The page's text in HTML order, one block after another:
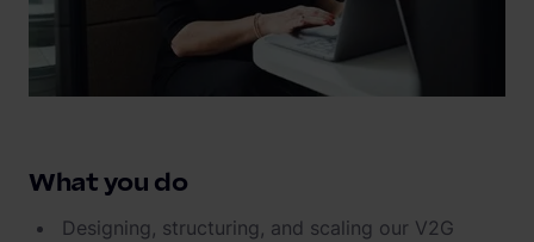
What you do
Designing, structuring, and scaling our V2G